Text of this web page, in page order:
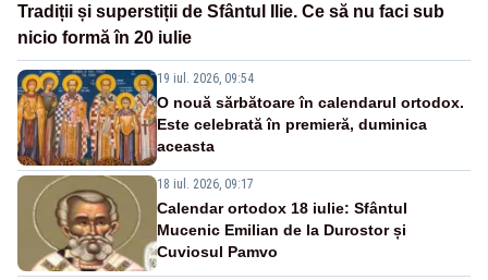
Tradiții și superstiții de Sfântul Ilie. Ce să nu faci sub
nicio formă în 20 iulie
19 iul. 2026, 09:54
O nouă sărbătoare în calendarul ortodox.
Este celebrată în premieră, duminica
aceasta
18 iul. 2026, 09:17
Calendar ortodox 18 iulie: Sfântul
Mucenic Emilian de la Durostor și
Cuviosul Pamvo